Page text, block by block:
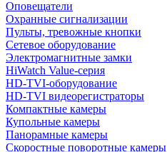
Оповещатели
Охранные сигнализации
Пульты, тревожные кнопки
Сетевое оборудование
Электромагнитные замки
HiWatch Value-серия
HD-TVI-оборудование
HD-TVI видеорегистраторы
Компактные камеры
Купольные камеры
Панорамные камеры
Скоростные поворотные камеры